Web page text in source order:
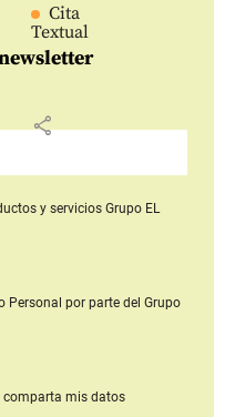
Cita
Textual
share
y serviciosGrupo EL
Personal por parte del Grupo
comparta mis datos